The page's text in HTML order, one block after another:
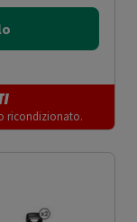
ricondizionato.